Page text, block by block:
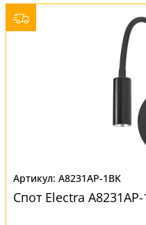
A8231AP-1BK
Спот Electra